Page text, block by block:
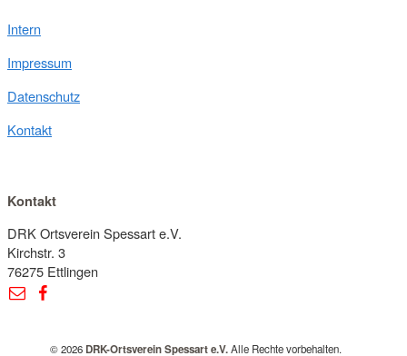
Intern
Impressum
Datenschutz
Kontakt
Kontakt
DRK Ortsverein Spessart e.V.
Kirchstr. 3
76275 Ettlingen
© 2026 DRK-Ortsverein Spessart e.V.Alle Rechte vorbehalten.